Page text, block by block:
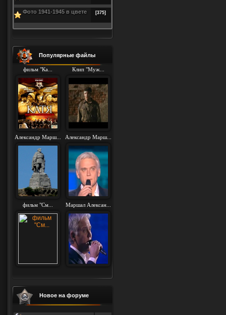
Фото 1941-1945 в цвете [375]
Популярные файлы
фильм "Ка... Клип "Муж...
Александр Марш... Александр Марш...
фильм "См... Маршал Алексан...
Новое на форуме